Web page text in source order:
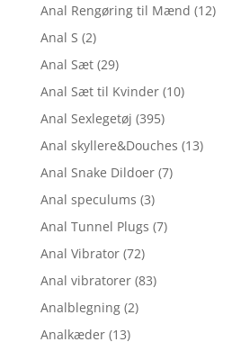
Anal Rengøring til Mænd (12)
Anal S (2)
Anal Sæt (29)
Anal Sæt til Kvinder (10)
Anal Sexlegetøj (395)
Anal skyllere&Douches (13)
Anal Snake Dildoer (7)
Anal speculums (3)
Anal Tunnel Plugs (7)
Anal Vibrator (72)
Anal vibratorer (83)
Analblegning (2)
Analkæder (13)